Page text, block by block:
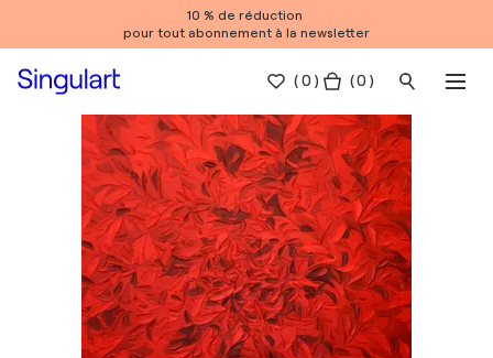
10 % de réduction
pour tout abonnement à la newsletter
(0 ) ( 0 )